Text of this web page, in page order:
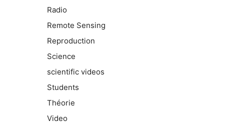
Radio
Remote Sensing
Reproduction
Science
scientific videos
Students
Théorie
Video